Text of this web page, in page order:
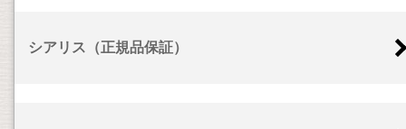
シアリス（正規品保証）